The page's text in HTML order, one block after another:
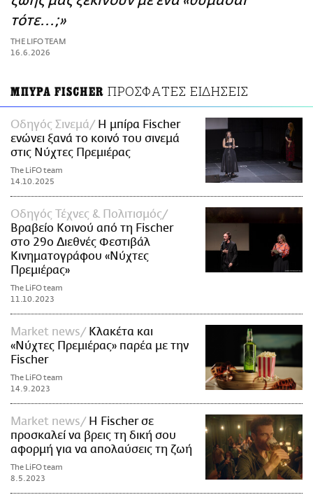
ΑΜΠΑ
PRINT
τότε...;»
THE LIFO TEAM
16.6.2026
ΜΠΥΡΑ FISCHER ΠΡΟΣΦΑΤΕΣ ΕΙΔΗΣΕΙΣ
Οδηγός Σινεμά
Η μπίρα Fischer
ενώνει ξανά το κοινό του σινεμά
στις Νύχτες Πρεμιέρας
The LiFO team
14.10.2025
Οδηγός Τέχνες & Πολιτισμός
Βραβείο Κοινού από τη Fischer
στο 29o Διεθνές Φεστιβάλ
Κινηματογράφου «Νύχτες
Πρεμιέρας»
The LiFO team
11.10.2023
Market news
Κλακέτα και
«Νύχτες Πρεμιέρας» παρέα με την
Fischer
The LiFO team
14.9.2023
Market news
H Fischer σε
προσκαλεί να βρεις τη δική σου
αφορμή για να απολαύσεις τη ζωή
The LiFO team
8.5.2023